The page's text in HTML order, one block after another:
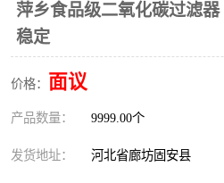
萍乡食品级二氧化碳过滤
稳定
价格： 面议
产品数量： 9999.00个
发货地址： 河北省廊坊固安县